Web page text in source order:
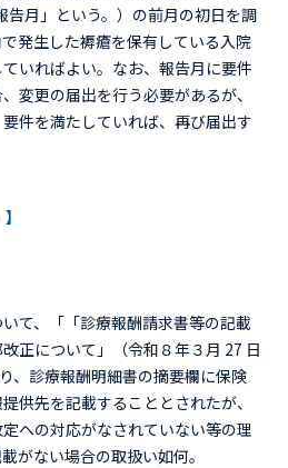
告月」という。）の前月の初日を調
発生した褥瘡を保有している入院
いればよい。なお、報告月に要件
変更の届出を行う必要があるが、
件を満たしていれば、再び届出す
て、「「診療報酬請求書等の記載
正について」（令和８年３月 27 日
、診療報酬明細書の摘要欄に保険
供先を記載することとされたが、
への対応がなされていない等の理
がない場合の取扱い如何。